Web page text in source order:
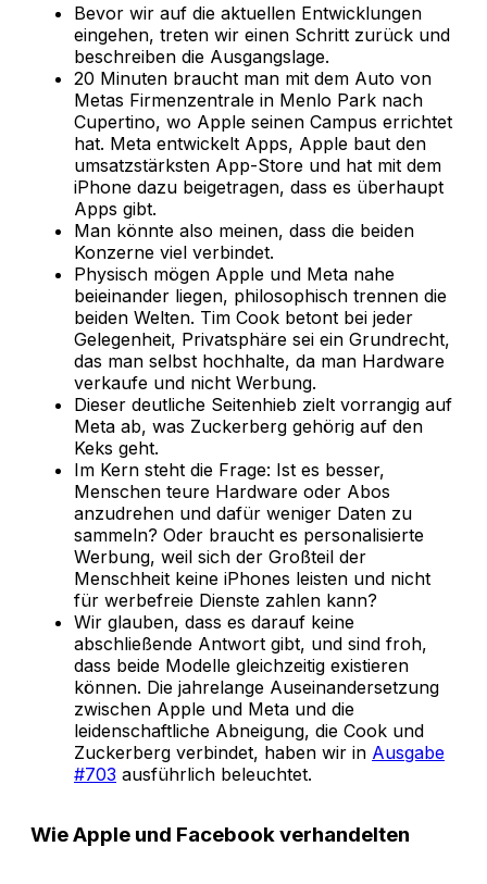
Bevor wir auf die aktuellen Entwicklungen
eingehen, treten wir einen Schritt zurück und
beschreiben die Ausgangslage.
20 Minuten braucht man mit dem Auto von
Metas Firmenzentrale in Menlo Park nach
Cupertino, wo Apple seinen Campus errichtet
hat. Meta entwickelt Apps, Apple baut den
umsatzstärksten App-Store und hat mit dem
iPhone dazu beigetragen, dass es überhaupt
Apps gibt.
Man könnte also meinen, dass die beiden
Konzerne viel verbindet.
Physisch mögen Apple und Meta nahe
beieinander liegen, philosophisch trennen die
beiden Welten. Tim Cook betont bei jeder
Gelegenheit, Privatsphäre sei ein Grundrecht,
das man selbst hochhalte, da man Hardware
verkaufe und nicht Werbung.
Dieser deutliche Seitenhieb zielt vorrangig auf
Meta ab, was Zuckerberg gehörig auf den
Keks geht.
Im Kern steht die Frage: Ist es besser,
Menschen teure Hardware oder Abos
anzudrehen und dafür weniger Daten zu
sammeln? Oder braucht es personalisierte
Werbung, weil sich der Großteil der
Menschheit keine iPhones leisten und nicht
für werbefreie Dienste zahlen kann?
Wir glauben, dass es darauf keine
abschließende Antwort gibt, und sind froh,
dass beide Modelle gleichzeitig existieren
können. Die jahrelange Auseinandersetzung
zwischen Apple und Meta und die
leidenschaftliche Abneigung, die Cook und
Zuckerberg verbindet, haben wir in Ausgabe
#703 ausführlich beleuchtet.
Wie Apple und Facebook verhandelten